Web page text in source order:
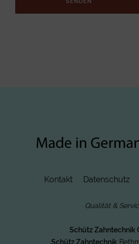
Kontakt Datenschutz
Qualität &
Schütz Zahntechnik
Schütz Zahntechnik